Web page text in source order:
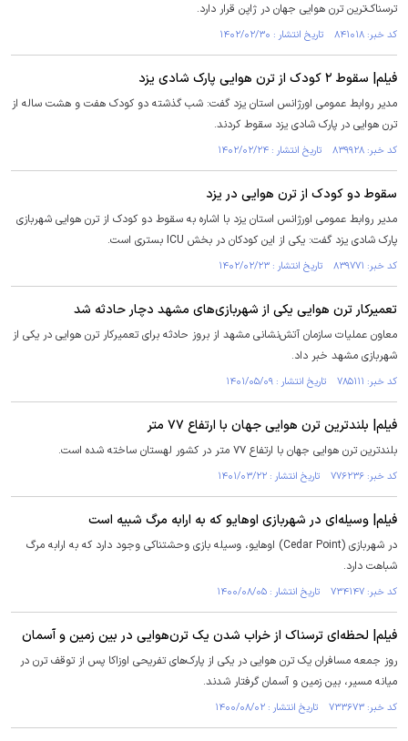
ترسناک‌ترین ترن هوایی جهان در ژاپن قرار دارد.
کد خبر: ۸۴۱۰۱۸ تاریخ انتشار : ۱۴۰۲/۰۲/۳۰
فیلم| سقوط ۲ کودک از ترن هوایی پارک شادی یزد
مدیر روابط عمومی اورژانس استان یزد گفت: شب گذشته دو کودک هفت و هشت ساله از
ترن هوایی در پارک شادی یزد سقوط کردند.
کد خبر: ۸۳۹۹۲۸ تاریخ انتشار : ۱۴۰۲/۰۲/۲۴
سقوط دو کودک از ترن هوایی در یزد
مدیر روابط عمومی اورژانس استان یزد با اشاره به سقوط دو کودک از ترن هوایی شهربازی
پارک شادی یزد گفت: یکی از این کودکان در بخش ICU بستری است.
کد خبر: ۸۳۹۷۷۱ تاریخ انتشار : ۱۴۰۲/۰۲/۲۳
تعمیرکار ترن هوایی یکی از شهربازی‌های مشهد دچار حادثه شد
معاون عملیات سازمان آتش‌نشانی مشهد از بروز حادثه برای تعمیرکار ترن هوایی در یکی از
شهربازی مشهد خبر داد.
کد خبر: ۷۸۵۱۱۱ تاریخ انتشار : ۱۴۰۱/۰۵/۰۹
فیلم| بلندترین ترن هوایی جهان با ارتفاع ۷۷ متر
بلندترین ترن هوایی جهان با ارتفاع ۷۷ متر در کشور لهستان ساخته شده است.
کد خبر: ۷۷۶۲۳۶ تاریخ انتشار : ۱۴۰۱/۰۳/۲۲
فیلم| وسیله‌ای در شهربازی اوهایو که به ارابه مرگ شبیه است
در شهربازی (Cedar Point) اوهایو، وسیله بازی وحشتناکی وجود دارد که به ارابه مرگ
شباهت دارد.
کد خبر: ۷۳۴۱۴۷ تاریخ انتشار : ۱۴۰۰/۰۸/۰۵
فیلم| لحظه‌ای ترسناک از خراب شدن یک ترن‌هوایی در بین زمین و آسمان
روز جمعه مسافران یک ترن هوایی در یکی از پارک‌های تفریحی اوزاکا پس از توقف ترن در
میانه مسیر، بین زمین و آسمان گرفتار شدند.
کد خبر: ۷۳۳۶۷۳ تاریخ انتشار : ۱۴۰۰/۰۸/۰۲